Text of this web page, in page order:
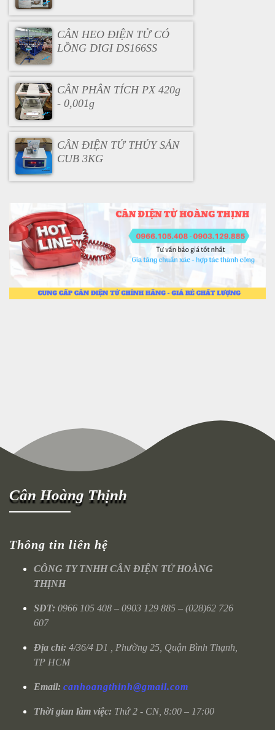
CÂN HEO ĐIỆN TỬ CÓ
LỒNG DIGI DS166SS
CÂN PHÂN TÍCH PX 420g
- 0,001g
CÂN ĐIỆN TỬ THỦY SẢN
CUB 3KG
Cân Hoàng Thịnh
Thông tin liên hệ
CÔNG TY TNHH CÂN ĐIỆN TỬ HOÀNG
THỊNH
SĐT: 0966 105 408 – 0903 129 885 – (028)62 726
607
Địa chỉ: 4/36/4 D1 , Phường 25, Quận Bình Thạnh,
TP HCM
Email: canhoangthinh@gmail.com
Thời gian làm việc: Thứ 2 - CN, 8:00 – 17:00